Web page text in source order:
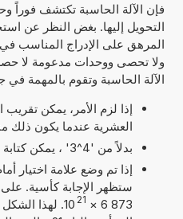
فإن الآلة الحاسبة تكتشف فوراً
التحويل إليها. بغض النظر عن
المرهق على الإدراج المناسب في
ولا تحصى ووحدات مدعومة لا
الآلة الحاسبة وتقوم بالمهمة في
إذا لزم الأمر، يمكن
العشرية عندما يكون ذلك
بدلاً من '4^3' ، يمكن كتابة '4 exp 3' أو '4 pow 3'.
إذا تم وضع علامة اختيار
873 6
×
10 21
. لهذا